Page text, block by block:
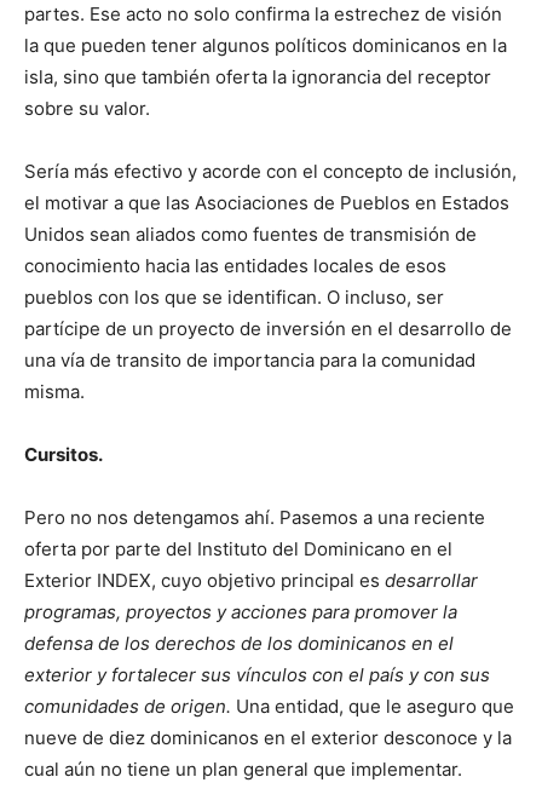
partes. Ese acto no solo confirma la estrechez de visión
la que pueden tener algunos políticos dominicanos en la
isla, sino que también oferta la ignorancia del receptor
sobre su valor.
Sería más efectivo y acorde con el concepto de inclusión,
el motivar a que las Asociaciones de Pueblos en Estados
Unidos sean aliados como fuentes de transmisión de
conocimiento hacia las entidades locales de esos
pueblos con los que se identifican. O incluso, ser
partícipe de un proyecto de inversión en el desarrollo de
una vía de transito de importancia para la comunidad
misma.
Cursitos.
Pero no nos detengamos ahí. Pasemos a una reciente
oferta por parte del Instituto del Dominicano en el
Exterior INDEX, cuyo objetivo principal es desarrollar
programas, proyectos y acciones para promover la
defensa de los derechos de los dominicanos en el
exterior y fortalecer sus vínculos con el país y con sus
comunidades de origen. Una entidad, que le aseguro que
nueve de diez dominicanos en el exterior desconoce y la
cual aún no tiene un plan general que implementar.